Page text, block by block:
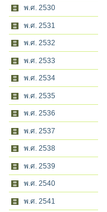
พ.ศ. 2530
พ.ศ. 2531
พ.ศ. 2532
พ.ศ. 2533
พ.ศ. 2534
พ.ศ. 2535
พ.ศ. 2536
พ.ศ. 2537
พ.ศ. 2538
พ.ศ. 2539
พ.ศ. 2540
พ.ศ. 2541